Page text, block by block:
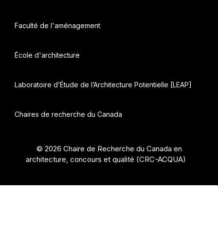
Faculté de l'aménagement
École d'architecture
Laboratoire d’Étude de l’Architecture Potentielle [LEAP]
Chaires de recherche du Canada
© 2026 Chaire de Recherche du Canada en
architecture, concours et qualité (CRC-ACQUA)